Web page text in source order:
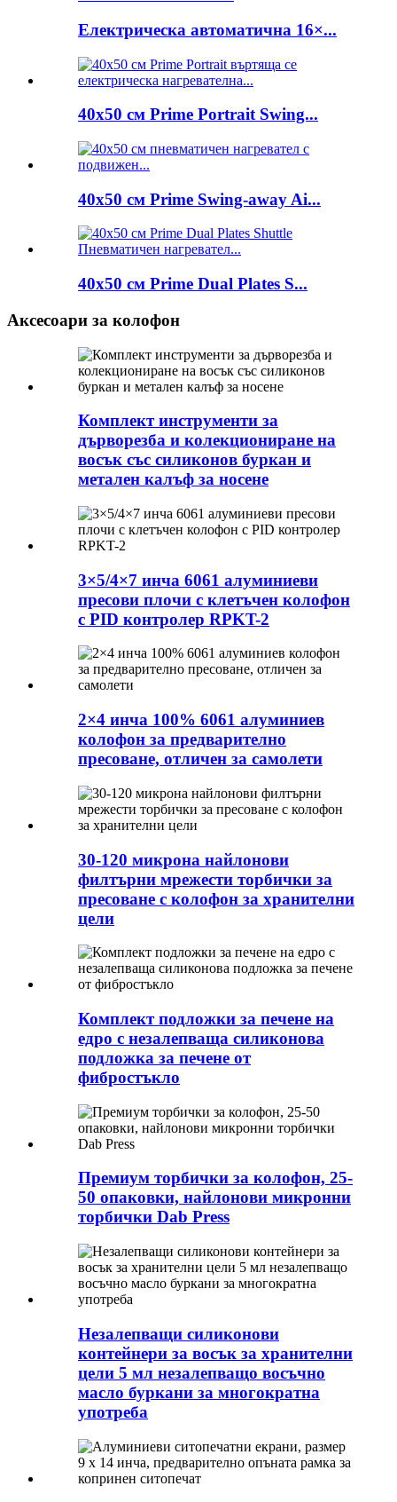
Електрическа автоматична 16×...
40x50 см Prime Portrait Swing...
40x50 см Prime Swing-away Ai...
40x50 см Prime Dual Plates S...
Аксесоари за колофон
Комплект инструменти за
дърворезба и колекциониране на
восък със силиконов буркан и
метален калъф за носене
3×5/4×7 инча 6061 алуминиеви
пресови плочи с клетъчен колофон
с PID контролер RPKT-2
2×4 инча 100% 6061 алуминиев
колофон за предварително
пресоване, отличен за самолети
30-120 микрона найлонови
филтърни мрежести торбички за
пресоване с колофон за хранителни
цели
Комплект подложки за печене на
едро с незалепваща силиконова
подложка за печене от
фибростъкло
Премиум торбички за колофон, 25-
50 опаковки, найлонови микронни
торбички Dab Press
Незалепващи силиконови
контейнери за восък за хранителни
цели 5 мл незалепващо восъчно
масло буркани за многократна
употреба